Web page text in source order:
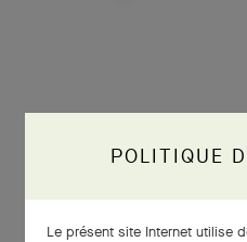
POLITIQUE
Le présent site Internet utilise